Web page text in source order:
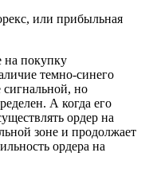
на покупку
темно-синего
сигнальной, но
А когда его
ордер на
зоне и продолжает
ордера на